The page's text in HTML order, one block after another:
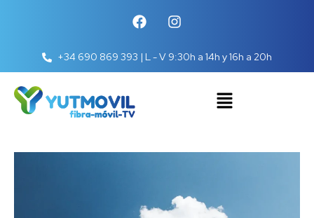
+34 690 869 393 | L - V 9:30h a 14h y 16h a 20h